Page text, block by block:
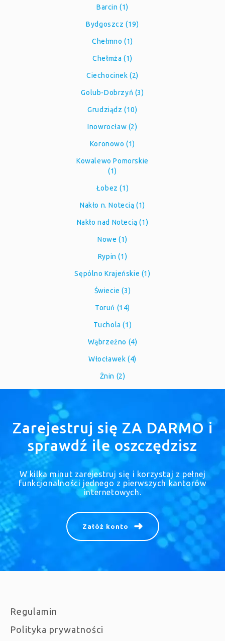
Barcin (1)
Bydgoszcz (19)
Chełmno (1)
Chełmża (1)
Ciechocinek (2)
Golub-Dobrzyń (3)
Grudziądz (10)
Inowrocław (2)
Koronowo (1)
Kowalewo Pomorskie
(1)
Łobez (1)
Nakło n. Notecią (1)
Nakło nad Notecią (1)
Nowe (1)
Rypin (1)
Sępólno Krajeńskie (1)
Świecie (3)
Toruń (14)
Tuchola (1)
Wąbrzeźno (4)
Włocławek (4)
Żnin (2)
Zarejestruj się ZA DARMO i
sprawdź ile oszczędzisz
W kilka minut zarejestruj się i korzystaj z pełnej
funkcjonalności jednego z pierwszych kantorów
internetowych.
Załóż konto
Regulamin
Polityka prywatności